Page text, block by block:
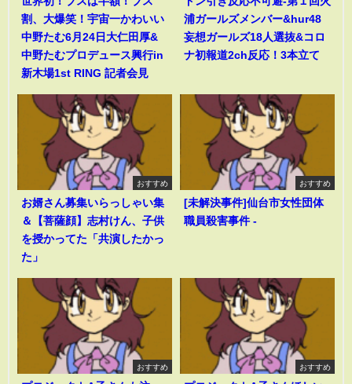
割、大爆笑！宇宙一かわいい
中野たむ6月24日大仁田厚&
中野たむプロデュース興行in
新木場1st RING 記者会見
浦ガールズメンバー&hur48
妄想ガールズ18人選抜&コロ
ナ初報道2ch反応！3本立て
おすすめ
お婿さん募集いらっしゃい集
＆【菩薩顔】志村けん、子供
を授かってた「共演したかっ
た」
おすすめ
[未解決事件]仙台市女性団体
職員殺害事件 -
おすすめ おすすめ